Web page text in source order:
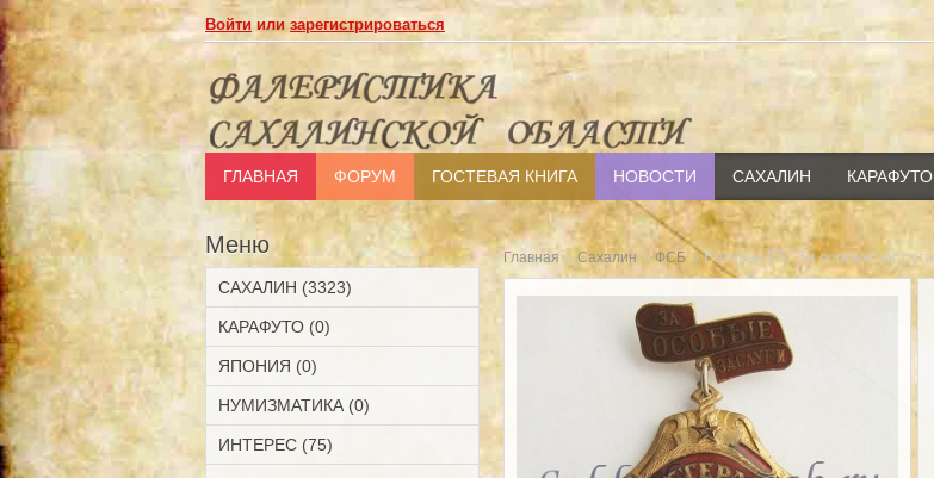
Войти илизарегистрироваться
ГЛАВНАЯ ФОРУМ ГОСТЕВАЯ КНИГА НОВОСТИ САХАЛИН КАРАФУТО
Меню
САХАЛИН (3323)
КАРАФУТО (0)
ЯПОНИЯ (0)
НУМИЗМАТИКА (0)
ИНТЕРЕС (75)
Главная » Сахалин »ФСБ» Ветеран ГБ. За особые заслуги